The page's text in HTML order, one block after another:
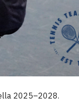
2025–2028.